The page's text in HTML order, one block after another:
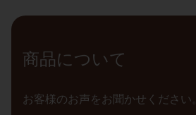
商品について
お客様のお声をお聞かせください。